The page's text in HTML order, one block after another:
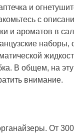
и
с
и ароматов в
наборы,
В общем, на
внимание.
От